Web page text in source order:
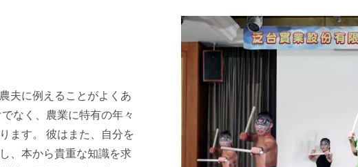
夫に例えることがよくあ
なく、農業に特有の年々
ます。 彼はまた、自分を
、本から貴重な知識を求